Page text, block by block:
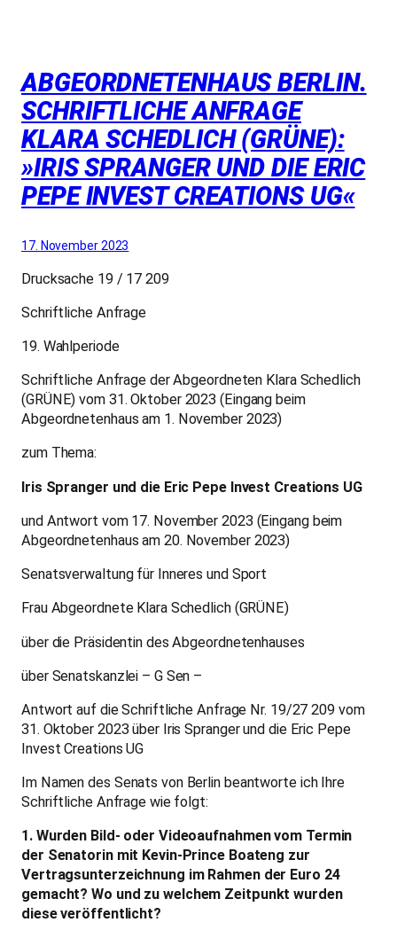
ABGEORDNETENHAUS BERLIN.
SCHRIFTLICHE ANFRAGE
KLARA SCHEDLICH (GRÜNE):
»IRIS SPRANGER UND DIE ERIC
PEPE INVEST CREATIONS UG«
17. November 2023
Drucksache 19 / 17 209
Schriftliche Anfrage
19. Wahlperiode
Schriftliche Anfrage der Abgeordneten Klara Schedlich
(GRÜNE) vom 31. Oktober 2023 (Eingang beim
Abgeordnetenhaus am 1. November 2023)
zum Thema:
Iris Spranger und die Eric Pepe Invest Creations UG
und Antwort vom 17. November 2023 (Eingang beim
Abgeordnetenhaus am 20. November 2023)
Senatsverwaltung für Inneres und Sport
Frau Abgeordnete Klara Schedlich (GRÜNE)
über die Präsidentin des Abgeordnetenhauses
über Senatskanzlei – G Sen –
Antwort auf die Schriftliche Anfrage Nr. 19/27 209 vom
31. Oktober 2023 über Iris Spranger und die Eric Pepe
Invest Creations UG
Im Namen des Senats von Berlin beantworte ich Ihre
Schriftliche Anfrage wie folgt:
1. Wurden Bild- oder Videoaufnahmen vom Termin
der Senatorin mit Kevin-Prince Boateng zur
Vertragsunterzeichnung im Rahmen der Euro 24
gemacht? Wo und zu welchem Zeitpunkt wurden
diese veröffentlicht?